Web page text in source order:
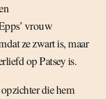
vrouw
ze zwart is, maar
op Patsey is.
die hem